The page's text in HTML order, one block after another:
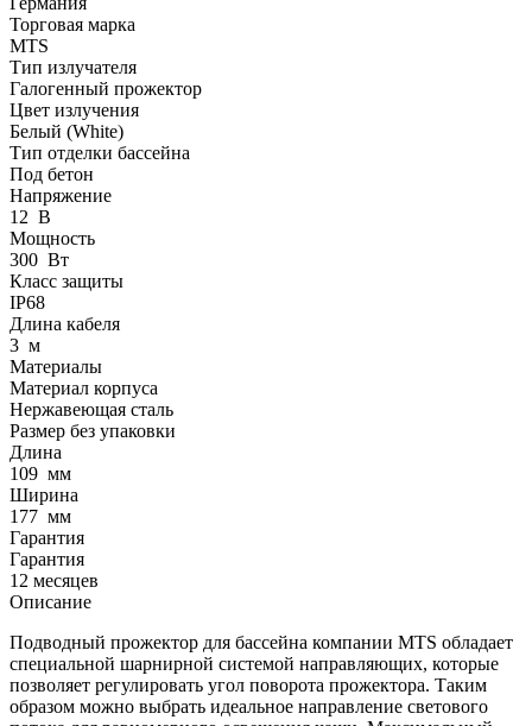
Торговая марка
MTS
Тип излучателя
Галогенный прожектор
Цвет излучения
Белый (White)
Тип отделки бассейна
Под бетон
Напряжение
12 В
Мощность
300 Вт
Класс защиты
IP68
Длина кабеля
3 м
Материалы
Материал корпуса
Нержавеющая сталь
Размер без упаковки
Длина
109 мм
Ширина
177 мм
Гарантия
Гарантия
12 месяцев
Описание
Подводный прожектор для бассейна компании MTS обладает
специальной шарнирной системой направляющих, которые
позволяет регулировать угол поворота прожектора. Таким
образом можно выбрать идеальное направление светового